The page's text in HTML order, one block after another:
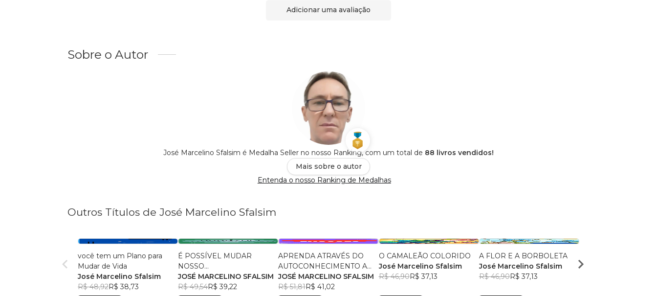
Adicionar uma avaliação
Sobre o Autor
José Marcelino Sfalsim é Medalha Seller no nosso Ranking, com um total de 88 livros vendidos!
Mais sobre o autor
Entenda o nosso Ranking de Medalhas
Outros Títulos de José Marcelino Sfalsim
você tem um Plano para
Mudar de Vida
José Marcelino Sfalsim
R$ 48,92R$ 38,73
É POSSÍVEL MUDAR
NOSSO
COMPORTAMENTO?
JOSÉ MARCELINO SFALSIM
R$ 49,54R$ 39,22
APRENDA ATRAVÉS DO
AUTOCONHECIMENTO A
CONTROLAR SUAS
EMOÇÕES
JOSÉ MARCELINO SFALSIM
R$ 51,81R$ 41,02
O CAMALEÃO COLORIDO
José Marcelino Sfalsim
R$ 46,90R$ 37,13
A FLOR E A BORBOLETA
José Marcelino Sfalsim
R$ 46,90R$ 37,13
José Marcelino